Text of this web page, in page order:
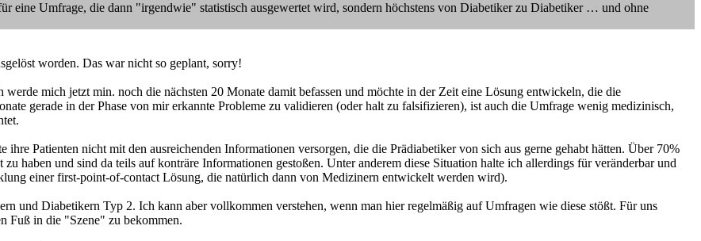
Umfrage, die dann "irgendwie" statistisch ausgewertet wird, sondern höchstens von Diabetiker zu Diabetiker … und ohne
worden. Das war nicht so geplant, sorry!
mich jetzt min. noch die nächsten 20 Monate damit befassen und möchte in der Zeit eine Lösung entwickeln, die die
gerade in der Phase von mir erkannte Probleme zu validieren (oder halt zu falsifizieren), ist auch die Umfrage wenig medizinisch,
ihre Patienten nicht mit den ausreichenden Informationen versorgen, die die Prädiabetiker von sich aus gerne gehabt hätten. Über 70%
haben und sind da teils auf konträre Informationen gestoßen. Unter anderem diese Situation halte ich allerdings für veränderbar und
einer first-point-of-contact Lösung, die natürlich dann von Medizinern entwickelt werden wird).
und Diabetikern Typ 2. Ich kann aber vollkommen verstehen, wenn man hier regelmäßig auf Umfragen wie diese stößt. Für uns
Fuß in die "Szene" zu bekommen.